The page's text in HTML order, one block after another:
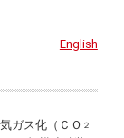
English
ガス化（ＣＯ ２